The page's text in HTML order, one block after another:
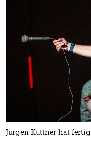
Jürgen Kuttner hat fertig